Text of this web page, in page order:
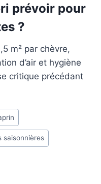
prévoir pour
?
m² par chèvre,
d’air et hygiène
critique précédant
saisonnières